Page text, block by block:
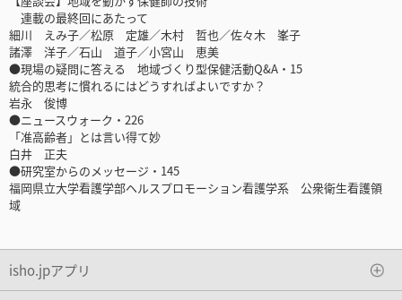
連載の最終回にあたって
細川 えみ子／松原 定雄／木村 哲也／佐々木 峯子
諸澤 洋子／石山 道子／小宮山 恵美
●現場の疑問に答える 地域づくり型保健活動Q&A・15
統合的思考に慣れるにはどうすればよいですか？
岩永 俊博
●ニュースウォーク・226
「准高齢者」とは言い得て妙
白井 正夫
●研究室からのメッセージ・145
福岡県立大学看護学部ヘルスプロモーション看護学系 公衆衛生看護領
域
isho.jpアプリ